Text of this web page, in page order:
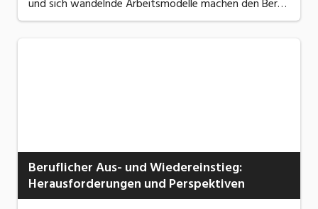
anspruchsvoller, aber auch vielseitiger. Wir stellen fünf
Beruflicher Aus- und Wiedereinstieg:
Herausforderungen und Perspektiven